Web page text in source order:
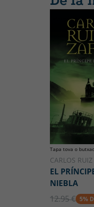
Tapa tova o
CARLOS
EL
NIEBLA
12.95 € 5%